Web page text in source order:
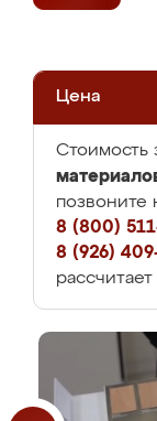
Цена
Стоимость
позвоните
8 (800)
8 (926)